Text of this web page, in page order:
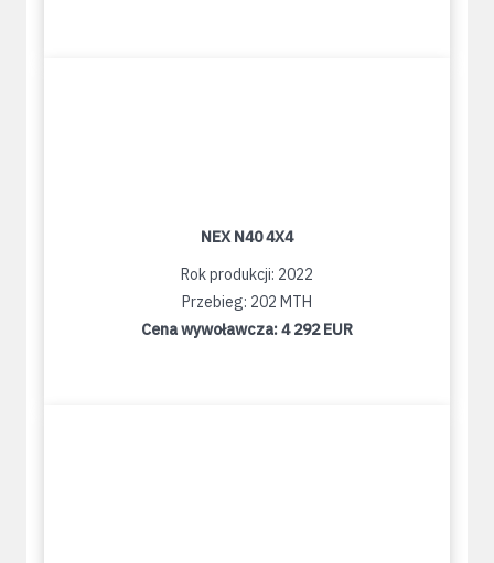
NEX N40 4X4
Rok produkcji: 2022
Przebieg: 202 MTH
Cena wywoławcza:4 292 EUR